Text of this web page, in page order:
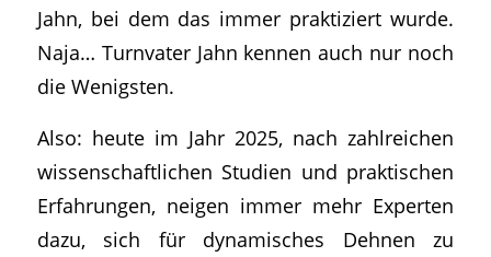
Jahn, bei dem das immer praktiziert wurde.
Naja… Turnvater Jahn kennen auch nur noch
die Wenigsten.
Also: heute im Jahr 2025, nach zahlreichen
wissenschaftlichen Studien und praktischen
Erfahrungen, neigen immer mehr Experten
dazu, sich für dynamisches Dehnen zu